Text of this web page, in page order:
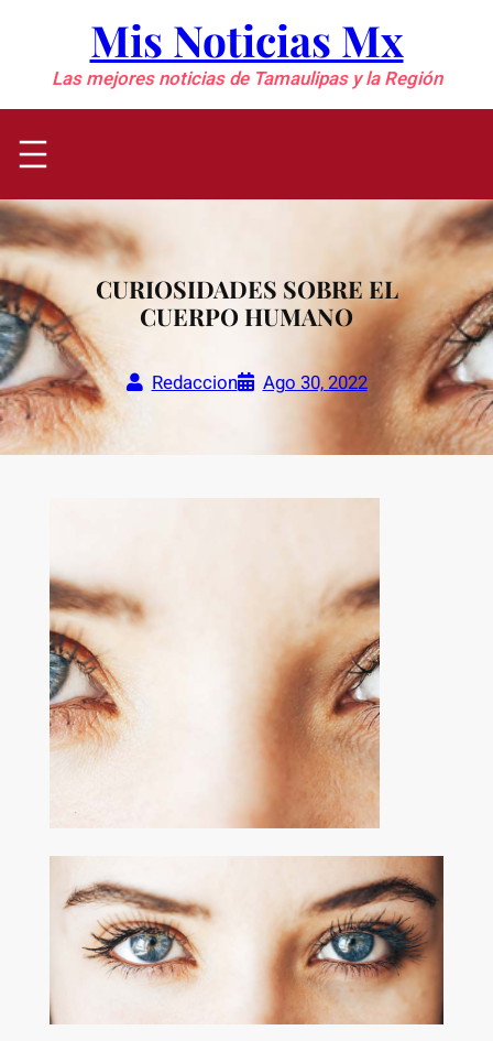
contenido
Mis Noticias Mx
Las mejores noticias de Tamaulipas y la Región
CURIOSIDADES SOBRE EL
CUERPO HUMANO
Redaccion Ago 30, 2022